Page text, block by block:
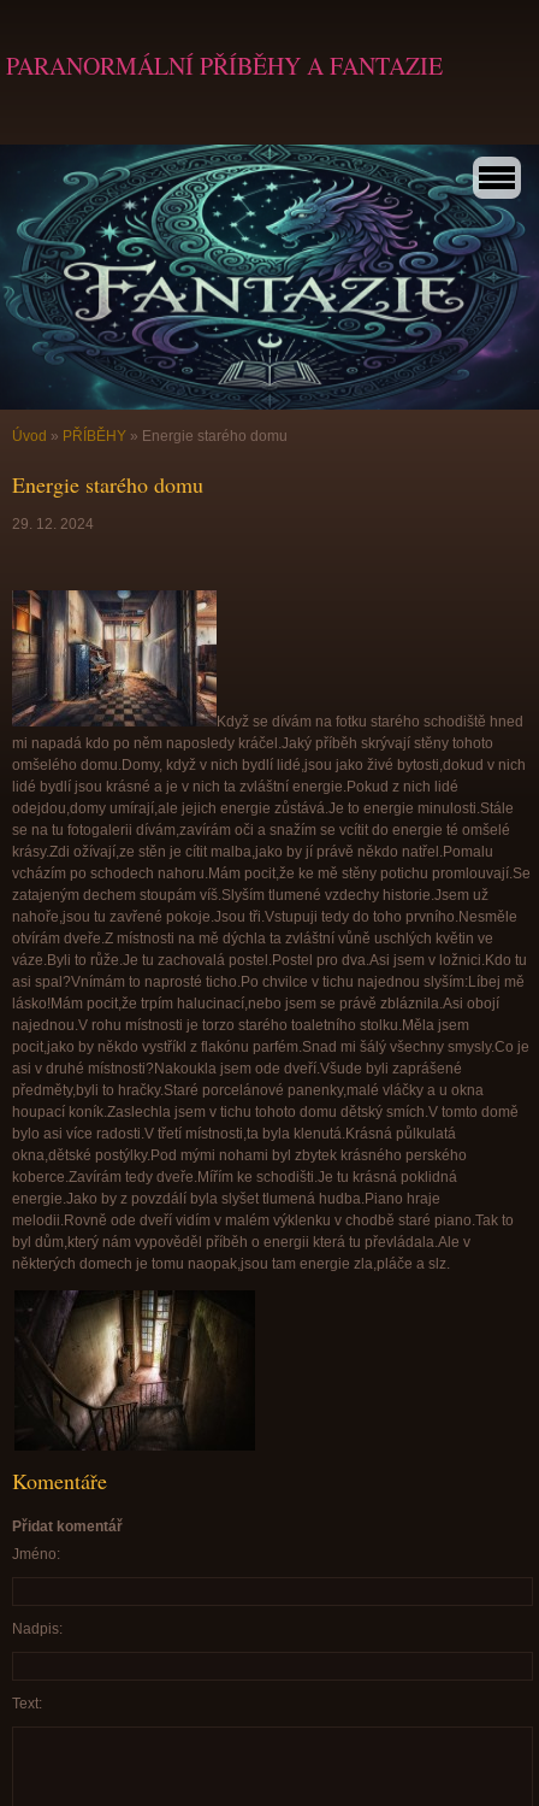
PARANORMÁLNÍ PŘÍBĚHY A FANTAZIE
Úvod » PŘÍBĚHY » Energie starého domu
Energie starého domu
29. 12. 2024
Když se dívám na fotku starého schodiště hned
mi napadá kdo po něm naposledy kráčel.Jaký příběh skrývají stěny tohoto
omšelého domu.Domy, když v nich bydlí lidé,jsou jako živé bytosti,dokud v nich
lidé bydlí jsou krásné a je v nich ta zvláštní energie.Pokud z nich lidé
odejdou,domy umírají,ale jejich energie zůstává.Je to energie minulosti.Stále
se na tu fotogalerii dívám,zavírám oči a snažím se vcítit do energie té omšelé
krásy.Zdi ožívají,ze stěn je cítit malba,jako by jí právě někdo natřel.Pomalu
vcházím po schodech nahoru.Mám pocit,že ke mě stěny potichu promlouvají.Se
zatajeným dechem stoupám víš.Slyším tlumené vzdechy historie.Jsem už
nahoře,jsou tu zavřené pokoje.Jsou tři.Vstupuji tedy do toho prvního.Nesměle
otvírám dveře.Z místnosti na mě dýchla ta zvláštní vůně uschlých květin ve
váze.Byli to růže.Je tu zachovalá postel.Postel pro dva.Asi jsem v ložnici.Kdo tu
asi spal?Vnímám to naprosté ticho.Po chvilce v tichu najednou slyším:Líbej mě
lásko!Mám pocit,že trpím halucinací,nebo jsem se právě zbláznila.Asi obojí
najednou.V rohu místnosti je torzo starého toaletního stolku.Měla jsem
pocit,jako by někdo vystříkl z flakónu parfém.Snad mi šálý všechny smysly.Co je
asi v druhé místnosti?Nakoukla jsem ode dveří.Všude byli zaprášené
předměty,byli to hračky.Staré porcelánové panenky,malé vláčky a u okna
houpací koník.Zaslechla jsem v tichu tohoto domu dětský smích.V tomto domě
bylo asi více radosti.V třetí místnosti,ta byla klenutá.Krásná půlkulatá
okna,dětské postýlky.Pod mými nohami byl zbytek krásného perského
koberce.Zavírám tedy dveře.Mířím ke schodišti.Je tu krásná poklidná
energie.Jako by z povzdálí byla slyšet tlumená hudba.Piano hraje
melodii.Rovně ode dveří vidím v malém výklenku v chodbě staré piano.Tak to
byl dům,který nám vypověděl příběh o energii která tu převládala.Ale v
některých domech je tomu naopak,jsou tam energie zla,pláče a slz.
Komentáře
Přidat komentář
Jméno:
Nadpis:
Text: